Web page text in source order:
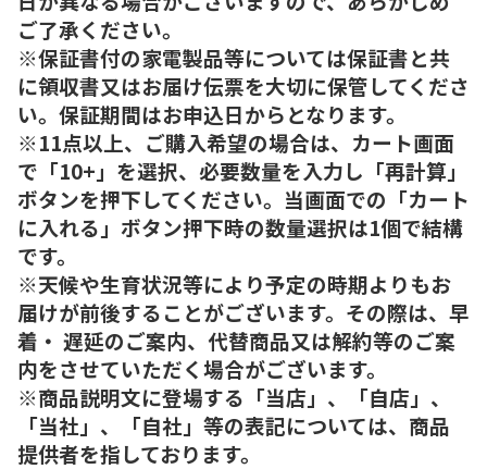
ご了承ください。
※保証書付の家電製品等については保証書と共
に領収書又はお届け伝票を大切に保管してくださ
い。保証期間はお申込日からとなります。
※11点以上、ご購入希望の場合は、カート画面
で「10+」を選択、必要数量を入力し「再計算」
ボタンを押下してください。当画面での「カート
に入れる」ボタン押下時の数量選択は1個で結構
です。
※天候や生育状況等により予定の時期よりもお
届けが前後することがございます。その際は、早
着・ 遅延のご案内、代替商品又は解約等のご案
内をさせていただく場合がございます。
※商品説明文に登場する「当店」、「自店」、
「当社」、「自社」等の表記については、商品
提供者を指しております。